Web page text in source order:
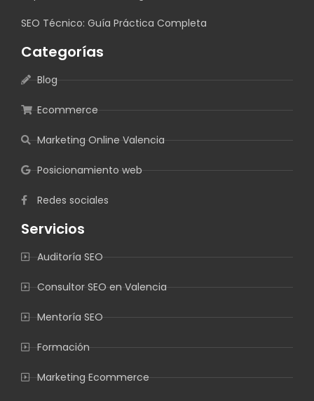
SEO Técnico: Guía Práctica Completa
Categorías
Blog
Ecommerce
Marketing Online Valencia
Posicionamiento web
Redes sociales
Servicios
Auditoría SEO
Consultor SEO en Valencia
Mentoría SEO
Formación
Marketing Ecommerce